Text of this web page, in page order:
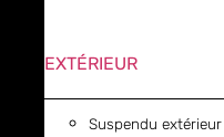
EXTÉRIEUR
Suspendu extérieur